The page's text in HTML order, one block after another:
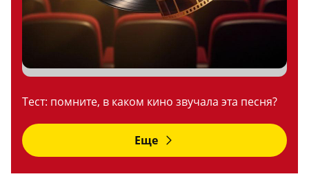
Тест: помните, в каком кино звучала эта песня?
Еще